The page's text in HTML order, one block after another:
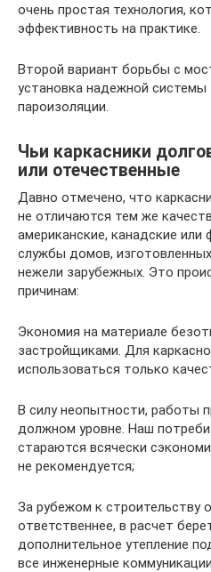
очень простая технология,
эффективность на практике.
Второй вариант борьбы с
установка надежной системы
пароизоляции.
Чьи каркасники
или отечественные
Давно отмечено, что
не отличаются тем же
американские, канадские или
службы домов,
нежели зарубежных. Это
причинам:
Экономия на материале
застройщиками. Для
использоваться только
В силу неопытности, работы
должном уровне. Наш
стараются всячески
не рекомендуется;
За рубежом к строительству
ответственнее, в расчет
дополнительное утепление
все инженерные